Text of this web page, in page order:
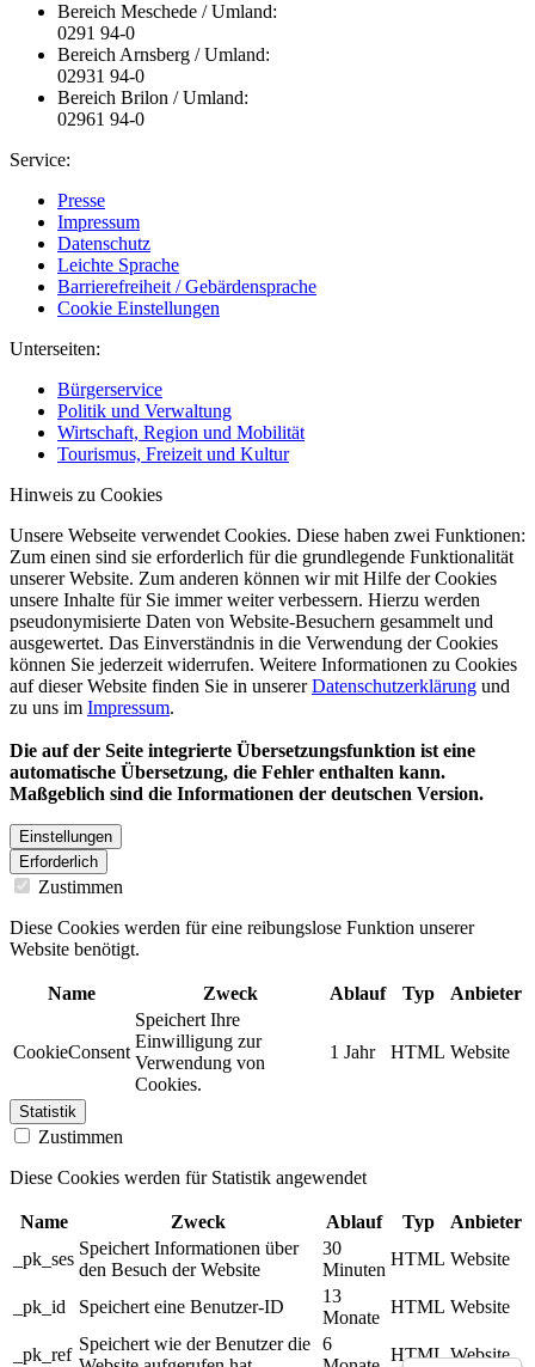
Bereich Meschede / Umland:
0291 94-0
Bereich Arnsberg / Umland:
02931 94-0
Bereich Brilon / Umland:
02961 94-0
Service:
Presse
Impressum
Datenschutz
Leichte Sprache
Barrierefreiheit / Gebärdensprache
Cookie Einstellungen
Unterseiten:
Bürgerservice
Politik und Verwaltung
Wirtschaft, Region und Mobilität
Tourismus, Freizeit und Kultur
Hinweis zu Cookies
Unsere Webseite verwendet Cookies. Diese haben zwei Funktionen:
Zum einen sind sie erforderlich für die grundlegende Funktionalität
unserer Website. Zum anderen können wir mit Hilfe der Cookies
unsere Inhalte für Sie immer weiter verbessern. Hierzu werden
pseudonymisierte Daten von Website-Besuchern gesammelt und
ausgewertet. Das Einverständnis in die Verwendung der Cookies
können Sie jederzeit widerrufen. Weitere Informationen zu Cookies
auf dieser Website finden Sie in unsererDatenschutzerklärung und
zu uns im Impressum.
Die auf der Seite integrierte Übersetzungsfunktion ist eine
automatische Übersetzung, die Fehler enthalten kann.
Maßgeblich sind die Informationen der deutschen Version.
Einstellungen
Erforderlich
Zustimmen
Diese Cookies werden für eine reibungslose Funktion unserer
Website benötigt.
Name Zweck Ablauf Typ Anbieter
CookieConsent
Speichert Ihre
Einwilligung zur
Verwendung von
Cookies.
1 Jahr HTML Website
Statistik
Zustimmen
Diese Cookies werden für Statistik angewendet
Name Zweck Ablauf Typ
Anbieter
_pk_ses
Speichert Informationen über
den Besuch der Website
30
Minuten
HTML Website
_pk_id Speichert eine Benutzer-ID
13
Monate
HTML Website
_pk_ref
Speichert wie der Benutzer die 6
HTML Website